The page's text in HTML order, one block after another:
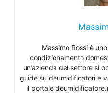
Massimo Rossi è
condizionamento
un’azienda del settore si
guide su deumidificatori e
il portale